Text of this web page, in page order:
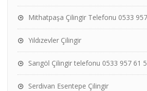
Mithatpaşa Çilingir Telefonu 0533
Yıldızevler Çilingir
Sarıgöl Çilingir telefonu 0533 957 61
Serdivan Esentepe Çilingir